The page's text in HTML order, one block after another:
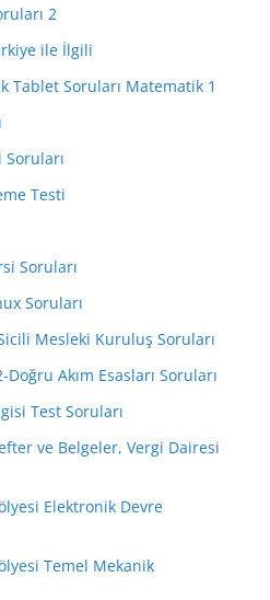
2
ile İlgili
Tablet Soruları Matematik 1
Testi
Soruları
Soruları
Mesleki Kuruluş Soruları
Akım Esasları Soruları
Test Soruları
ve Belgeler, Vergi Dairesi
Elektronik Devre
Temel Mekanik